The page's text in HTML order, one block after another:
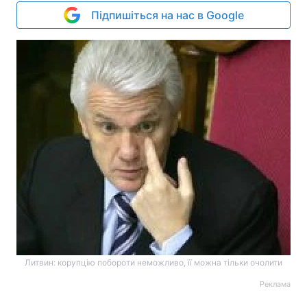
Підпишіться на нас в Google
Литвин: корупцію побороти неможливо, її можна тільки очолити
Реклама